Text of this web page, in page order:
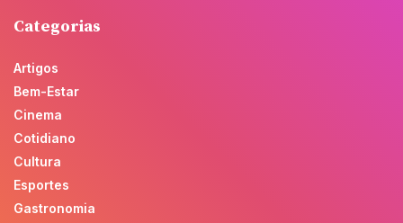
Categorias
Artigos
Bem-Estar
Cinema
Cotidiano
Cultura
Esportes
Gastronomia